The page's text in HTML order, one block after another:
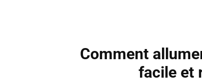
Comment
facile et